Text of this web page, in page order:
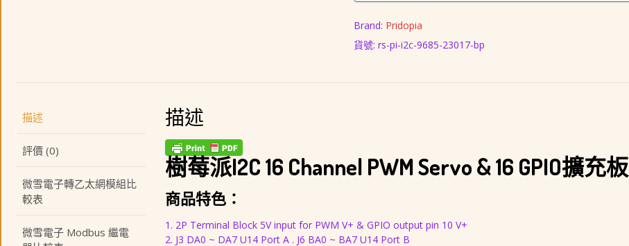
Brand: Pridopia
貨號: rs-pi-i2c-9685-23017-bp
描述
評價 (0)
微雪電子轉乙太網模組比
較表
微雪電子 Modbus 繼電
描述
樹莓派I2C 16 Channel PWM Servo & 16 GPIO擴充板
商品特色：
1. 2P Terminal Block 5V input for PWM V+ & GPIO output pin 10 V+
2. J3 DA0 ~ DA7 U14 Port A . J6 BA0 ~ BA7 U14 Port B